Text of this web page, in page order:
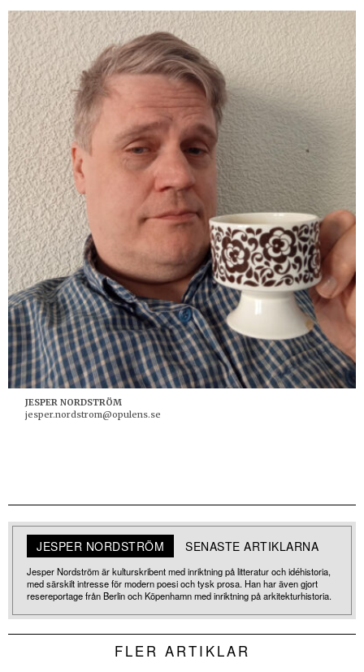
JESPER NORDSTRÖM
jesper.nordstrom@opulens.se
JESPER NORDSTRÖM SENASTE ARTIKLARNA
Jesper Nordström är kulturskribent med inriktning på litteratur och idéhistoria,
med särskilt intresse för modern poesi och tysk prosa. Han har även gjort
resereportage från Berlin och Köpenhamn med inriktning på arkitekturhistoria.
FLER ARTIKLAR